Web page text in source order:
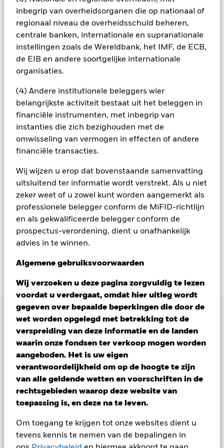
inbegrip van overheidsorganen die op nationaal of
regionaal niveau de overheidsschuld beheren,
centrale banken, internationale en supranationale
instellingen zoals de Wereldbank, het IMF, de ECB,
de EIB en andere soortgelijke internationale
organisaties.
(4) Andere institutionele beleggers wier
belangrijkste activiteit bestaat uit het beleggen in
financiële instrumenten, met inbegrip van
instanties die zich bezighouden met de
omwisseling van vermogen in effecten of andere
financiële transacties.
Wij wijzen u erop dat bovenstaande samenvatting
uitsluitend ter informatie wordt verstrekt. Als u niet
zeker weet of u zowel kunt worden aangemerkt als
professionele belegger conform de MiFID-richtlijn
en als gekwalificeerde belegger conform de
prospectus-verordening, dient u onafhankelijk
advies in te winnen.
Algemene gebruiksvoorwaarden
Wij verzoeken u deze pagina zorgvuldig te lezen
voordat u verdergaat, omdat hier uitleg wordt
gegeven over bepaalde beperkingen die door de
wet worden opgelegd met betrekking tot de
verspreiding van deze informatie en de landen
waarin onze fondsen ter verkoop mogen worden
aangeboden. Het is uw eigen
verantwoordelijkheid om op de hoogte te zijn
van alle geldende wetten en voorschriften in de
rechtsgebieden waarop deze website van
toepassing is, en deze na te leven.
Om toegang te krijgen tot onze websites dient u
tevens kennis te nemen van de bepalingen in
om ze te verkopen in moeilijke markten.
Alle aandelenklassen met valutahedging van dit fonds
gebruiken derivaten om valutarisico's af te dekken. Het
gebruik van derivaten voor een aandelenklasse kan een
potentieel besmettingsrisico (ook bekend als spill-over) voor
andere aandelenklassen in het fonds betekenen. De
beheermaatschappij van het fonds waarborgt dat er
besmettingsrisico voor andere aandelenklassen te
minimaliseren. Via het uitklapvakje direct onder de naam van
het fonds, kunt u een lijst van alle aandelenklassen in het
aangegeven door het woord 'Hedged' in de naam van de
aandelenklasse. Daarnaast is een volledige lijst van alle
aandelenklassen met valutahedging op aanvraag
In de mate waarin het Fonds effecten uitleent om zijn kosten
verbonden inkomsten en komen de resterende 37,5% ten
goede aan BlackRock als effectenuitleenagent. Aangezien de
verdeling van opbrengsten uit effectenleningen de
exploitatiekosten van het Fonds niet verhoogt, is deze niet in
de lopende kosten opgenomen.
BGF Fixed Income Global Opportunities Fund
Risicometer
Performance
Grafiek
Volledige grafiek bekijken
Uitkeringen
Vastrentende effecten met een rating lager dan
beleggingskwaliteit zijn gevoeliger voor veranderingen in
rentetarieven en brengen een groter 'kredietrisico' met zich
mee dan vastrentende effecten met een hogere rating.
asset backed securities (ABS) en mortgage backed securities
(MBS) gelden dezelfde risico's als voor vastrentende effecten.
liquiditeitsrisico, maken vaak gebruik van leningen en geven
weer.Derivaten zijn zeer gevoelig voor veranderingen in de
waarde van de activa waarop ze gebaseerd zijn en kunnen
Kerngegevens
Fondsomvang
per 07/aug/2026
USD 9.249.254.516
Basisvaluta
Portefeuille kenmerken
per 30/jun/2026
Ratings
Morningstar-rating
Posities